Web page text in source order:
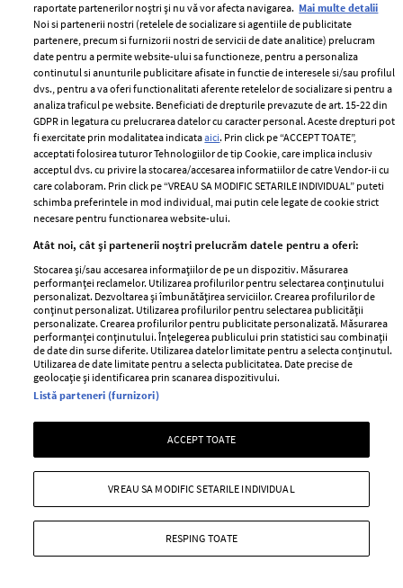
ELLE Style Awards
2024
Despre ELLE
Romania
Contact
Abonamente
Termeni si conditii
Politica de
confidențialitate
Politica de cookies
Publicitate
Stiri
GSP
Unica
Baby
Retete
Libertatea pentru
femei
Viva
Avantaje
Retete practice
Jocurile de noroc sunt interzise minorilor.
Copyright © 2026 Ringier Romania SRL
raportate partenerilor noștri și nu vă vor afecta navigarea. Mai multe detalii
Noi si partenerii nostri (retelele de socializare si agentiile de publicitate
partenere, precum si furnizorii nostri de servicii de date analitice) prelucram
date pentru a permite website-ului sa functioneze, pentru a personaliza
continutul si anunturile publicitare afisate in functie de interesele si/sau profilul
dvs., pentru a va oferi functionalitati aferente retelelor de socializare si pentru a
analiza traficul pe website. Beneficiati de drepturile prevazute de art. 15-22 din
GDPR in legatura cu prelucrarea datelor cu caracter personal. Aceste drepturi pot
fi exercitate prin modalitatea indicataaici. Prin click pe “ACCEPT TOATE”,
acceptati folosirea tuturor Tehnologiilor de tip Cookie, care implica inclusiv
acceptul dvs. cu privire la stocarea/accesarea informatiilor de catre Vendor-ii cu
care colaboram. Prin click pe “VREAU SA MODIFIC SETARILE INDIVIDUAL” puteti
schimba preferintele in mod individual, mai putin cele legate de cookie strict
necesare pentru functionarea website-ului.
Atât noi, cât și partenerii noștri prelucrăm datele pentru a oferi:
Stocarea și/sau accesarea informațiilor de pe un dispozitiv. Măsurarea
performanței reclamelor. Utilizarea profilurilor pentru selectarea conținutului
personalizat. Dezvoltarea și îmbunătățirea serviciilor. Crearea profilurilor de
conținut personalizat. Utilizarea profilurilor pentru selectarea publicității
personalizate. Crearea profilurilor pentru publicitate personalizată. Măsurarea
performanței conținutului. Înțelegerea publicului prin statistici sau combinații
de date din surse diferite. Utilizarea datelor limitate pentru a selecta conținutul.
Utilizarea de date limitate pentru a selecta publicitatea. Date precise de
geolocație și identificarea prin scanarea dispozitivului.
Listă parteneri (furnizori)
ACCEPT TOATE
RESPING TOATE
VREAU SA MODIFIC SETARILE INDIVIDUAL